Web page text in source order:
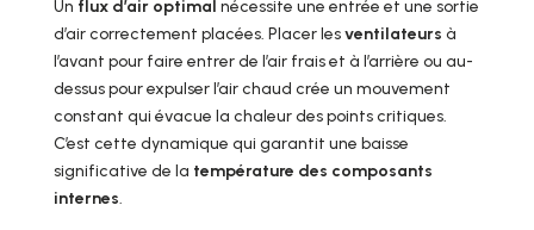
Un flux d’air optimal nécessite une entrée et une sortie
d’air correctement placées. Placer lesventilateurs à
l’avant pour faire entrer de l’air frais et à l’arrière ou au-
dessus pour expulser l’air chaud crée un mouvement
constant qui évacue la chaleur des points critiques.
C’est cette dynamique qui garantit une baisse
significative de la température des composants
internes.